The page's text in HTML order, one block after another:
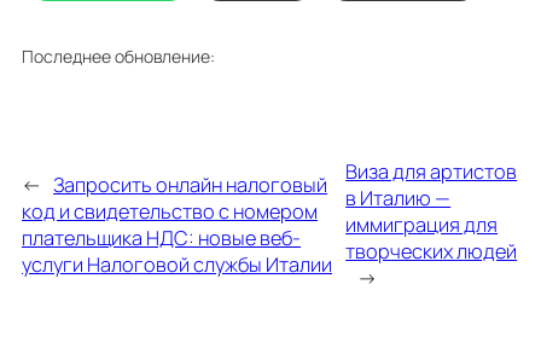
Последнее обновление:
← Запросить онлайн налоговый
код и свидетельство с номером
плательщика НДС: новые веб-
услуги Налоговой службы Италии
Виза для артистов
в Италию —
иммиграция для
творческих людей
→